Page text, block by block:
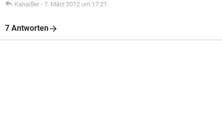
Kanadler - 7. März 2012 um 17:21
7 Antworten